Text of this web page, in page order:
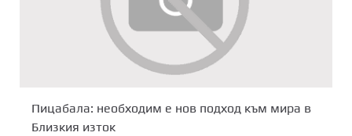
Пицабала: необходим е нов подход към мира в
Близкия изток